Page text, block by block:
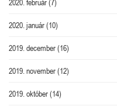
2020. február(7)
2020. január(10)
2019. december(16)
2019. november(12)
2019. október(14)